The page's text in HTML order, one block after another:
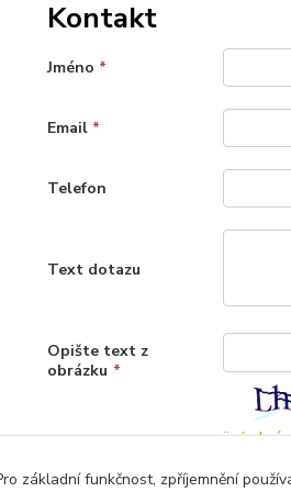
Kontakt
Jméno *
Email *
Telefon
Text dotazu
Opište text z
obrázku *
jiný
základní funkčnost, zpříjemnění